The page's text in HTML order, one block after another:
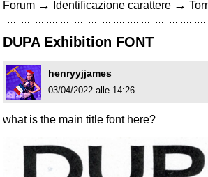
Forum → Identificazione carattere →
DUPA Exhibition FONT
henryyjjames
03/04/2022 alle 14:26
what is the main title font here?